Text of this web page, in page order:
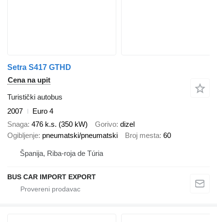
Setra S417 GTHD
Cena na upit
Turistički autobus
2007
Euro 4
Snaga 476 k.s. (350 kW) Gorivo dizel
Ogibljenje pneumatski/pneumatski Broj mesta 60
Španija, Riba-roja de Túria
BUS CAR IMPORT EXPORT